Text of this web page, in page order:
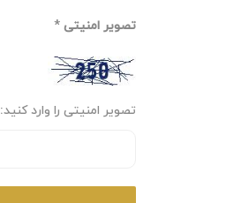
تصویر امنیتی*
تصویر امنیتی را وارد کنید: